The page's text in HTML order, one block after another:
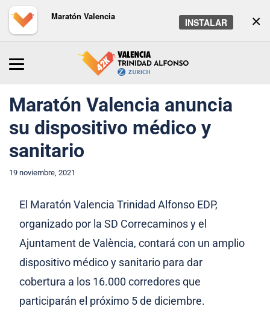
×
Maratón Valencia
INSTALAR
Noticias
Maratón Valencia anuncia
su dispositivo médico y
sanitario
19 noviembre, 2021
El Maratón Valencia Trinidad Alfonso EDP,
organizado por la SD Correcaminos y el
Ajuntament de València, contará con un amplio
dispositivo médico y sanitario para dar
cobertura a los 16.000 corredores que
participarán el próximo 5 de diciembre.